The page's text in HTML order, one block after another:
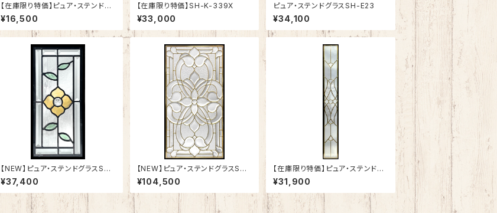
【在庫限り特価】ピュア・ステンドグ
ラスSH-E115
¥16,500
【在庫限り特価】SH-K-339X
¥33,000
ピュア・ステンドグラスSH-E23
¥34,100
【NEW】ピュア・ステンドグラスSH-
K19
¥37,400
【NEW】ピュア・ステンドグラスSH-
A50
¥104,500
【在庫限り特価】ピュア・ステンドグ
ラスSH-K-T10
¥31,900